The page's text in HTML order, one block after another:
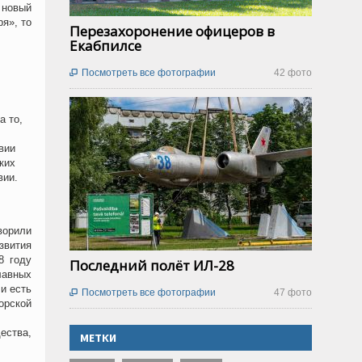
то
то,
году
есть
Перезахоронение офицеров в
Екабпилсе
42 фото
 Посмотреть все фотографии
Последний полёт ИЛ-28
47 фото
 Посмотреть все фотографии
МЕТКИ